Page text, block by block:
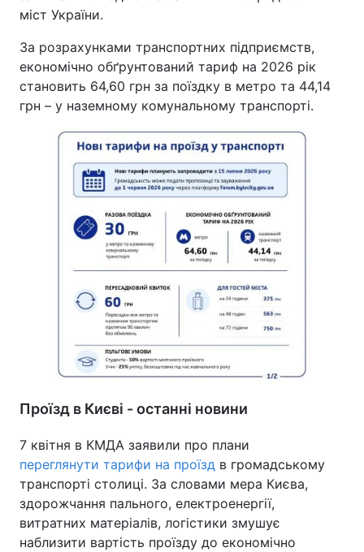
міст України.
За розрахунками транспортних підприємств,
економічно обґрунтований тариф на 2026 рік
становить 64,60 грн за поїздку в метро та 44,14
грн – у наземному комунальному транспорті.
Проїзд в Києві - останні новини
7 квітня в КМДА заявили про плани
переглянути тарифи на проїзд в громадському
транспорті столиці. За словами мера Києва,
здорожчання пального, електроенергії,
витратних матеріалів, логістики змушує
наблизити вартість проїзду до економічно